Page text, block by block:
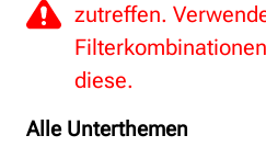
Alle Unterthemen
zutreffen.
diese.